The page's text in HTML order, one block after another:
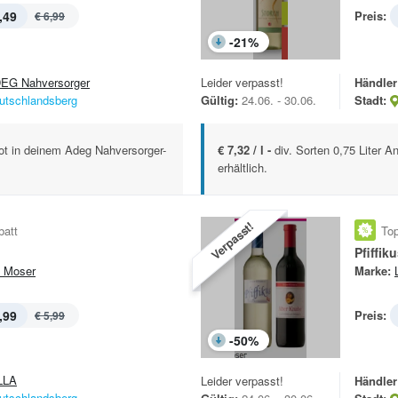
€ 6,99
Nahversorger
in deinem Adeg Nahversorger-
-21%
Preis:
Leider verpasst!
Gültig: 24.06. - 30.06.
Stadt:
€ 7,32 / l - div. Sorten 0,75 Liter
erhältlich.
Moser
€ 5,99
Verpasst!
-50%
Marke:
Preis:
Leider verpasst!